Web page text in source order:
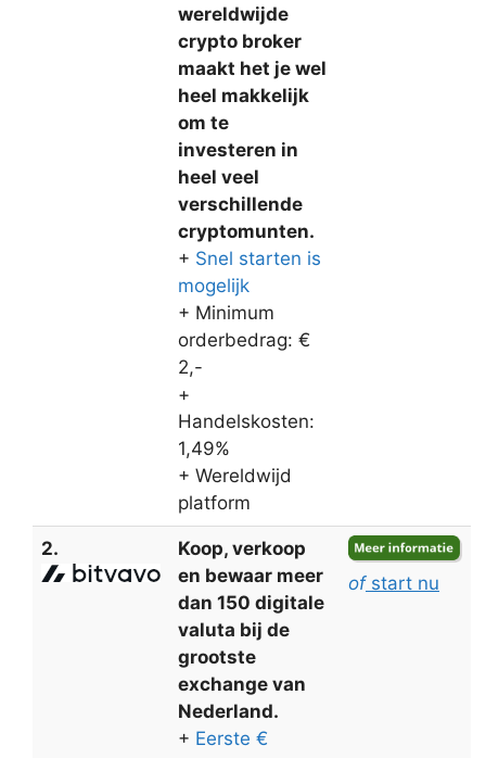
wereldwijde
crypto broker
maakt het je wel
heel makkelijk
om te
investeren in
heel veel
verschillende
cryptomunten.
+ Snel starten is
mogelijk
+ Minimum
orderbedrag: €
2,-
+
Handelskosten:
1,49%
+ Wereldwijd
platform
2.
Koop, verkoop
en bewaar meer
dan 150 digitale
valuta bij de
grootste
exchange van
Nederland.
+ Eerste €
ofstart nu